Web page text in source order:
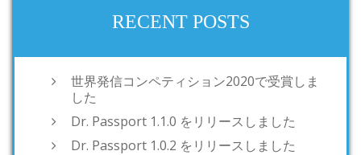
RECENT POSTS
世界発信コンペティション2020で受賞しま
した
Dr. Passport 1.1.0 をリリースしました
Dr. Passport 1.0.2 をリリースしました